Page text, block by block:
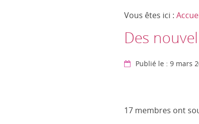
Vous êtes ici :
Des
Publié le : 9 mars
17 membres ont